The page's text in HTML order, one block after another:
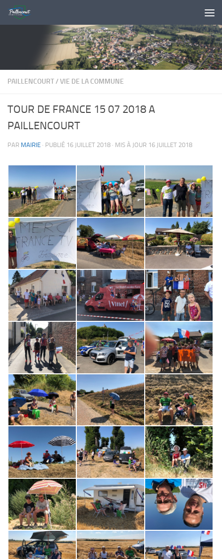
Skip to content
PAILLENCOURT/VIE DE LA COMMUNE
TOUR DE FRANCE 15 07 2018 A
PAILLENCOURT
PAR MAIRIE · PUBLIÉ 16 JUILLET 2018 · MIS À JOUR 16 JUILLET 2018